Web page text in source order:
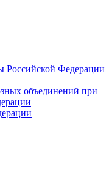
Российской Федерации
объединений при